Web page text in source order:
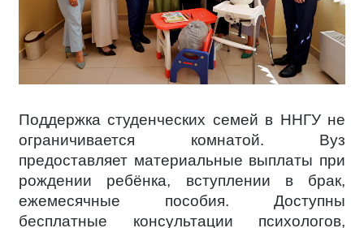
Поддержка студенческих семей в ННГУ не
ограничивается комнатой. Вуз
предоставляет материальные выплаты при
рождении ребёнка, вступлении в брак,
ежемесячные пособия. Доступны
бесплатные консультации психологов,